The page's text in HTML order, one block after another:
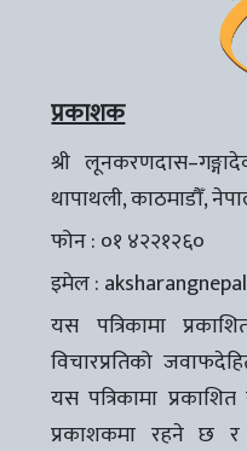
प्रकाशक
श्री
थापाथली, काठमाडौँ,
फोन : ०१ ४२२१२६०
इमेल :
यस पत्रिकामा
विचारप्रतिको
यस पत्रिकामा प्रकाशित
प्रकाशकमा रहने छ र